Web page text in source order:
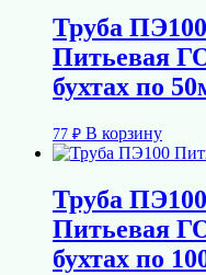
Труба ПЭ100
Питьевая
бухтах по
77 ₽ В корзину
Труба ПЭ100
Питьевая
бухтах по